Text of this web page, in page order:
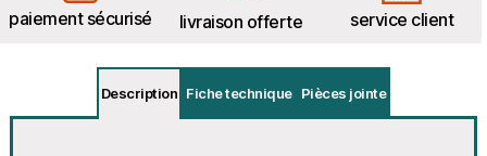
paiement sécurisé livraison offerte service client
Description Fiche technique Pièces jointe